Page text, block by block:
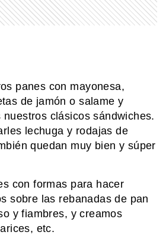
panes con mayonesa,
de jamón o salame y
clásicos sándwiches.
lechuga y rodajas de
quedan muy bien y súper
con formas para hacer
sobre las rebanadas de pan
y fiambres, y creamos
etc.
PAIS
MAS
banana pegada en la pared: la
obra de arte que se vendió por 6
de dólares
COMUNIDAD EDUCATIVA
se hace una infografía clara y